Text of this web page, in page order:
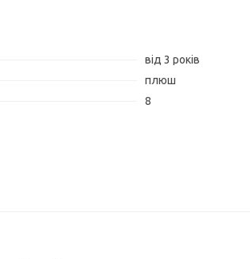
від 3 років
плюш
8